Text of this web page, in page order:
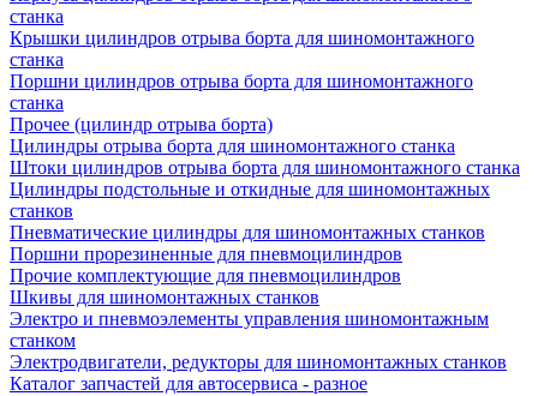
станка
Крышки цилиндров отрыва борта для шиномонтажного
станка
Поршни цилиндров отрыва борта для шиномонтажного
станка
Прочее (цилиндр отрыва борта)
Цилиндры отрыва борта для шиномонтажного станка
Штоки цилиндров отрыва борта для шиномонтажного станка
Цилиндры подстольные и откидные для шиномонтажных
станков
Пневматические цилиндры для шиномонтажных станков
Поршни прорезиненные для пневмоцилиндров
Прочие комплектующие для пневмоцилиндров
Шкивы для шиномонтажных станков
Электро и пневмоэлементы управления шиномонтажным
станком
Электродвигатели, редукторы для шиномонтажных станков
Каталог запчастей для автосервиса - разное